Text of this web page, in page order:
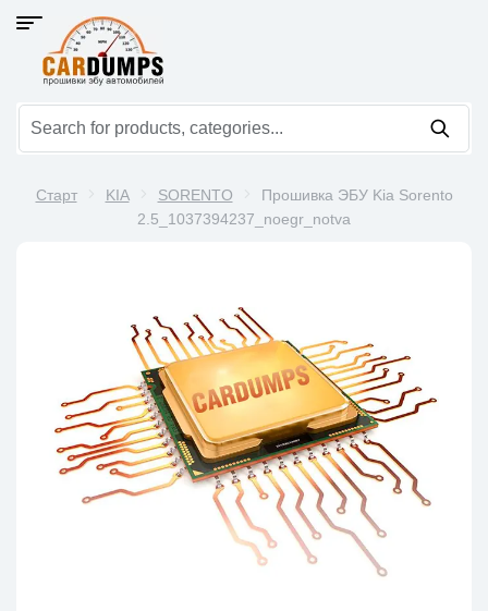
Старт KIA SORENTO
Прошивка ЭБУ Kia Sorento
2.5_1037394237_noegr_notva